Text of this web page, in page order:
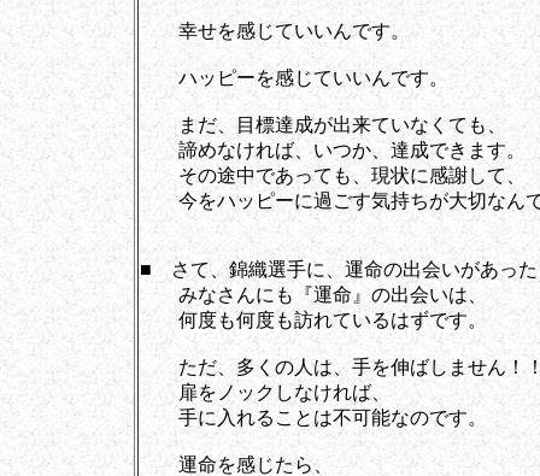
幸せを感じていいんです。
ハッピーを感じていいんです。
まだ、目標達成が出来ていなくても、
諦めなければ、いつか、達成できます。
その途中であっても、現状に感謝して、
今をハッピーに過ごす気持ちが大切なん
■ さて、錦織選手に、運命の出会いがあった
みなさんにも『運命』の出会いは、
何度も何度も訪れているはずです。
ただ、多くの人は、手を伸ばしません！
扉をノックしなければ、
手に入れることは不可能なのです。
運命を感じたら、